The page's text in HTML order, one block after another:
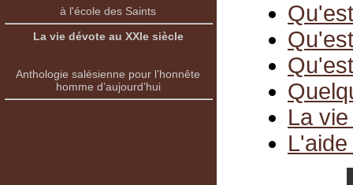
à l'école des Saints
La vie dévote au XXIe siècle
Anthologie salésienne pour l’honnête
homme d’aujourd’hui
La